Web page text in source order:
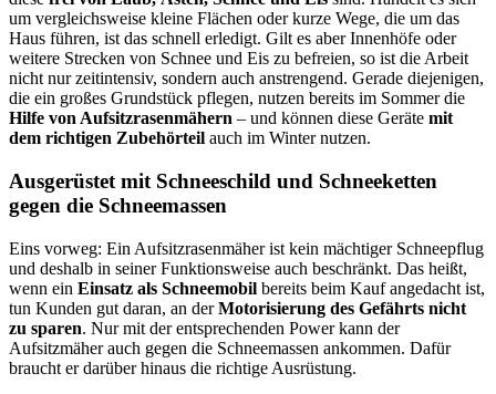
um vergleichsweise kleine Flächen oder kurze Wege, die um das
Haus führen, ist das schnell erledigt. Gilt es aber Innenhöfe oder
weitere Strecken von Schnee und Eis zu befreien, so ist die Arbeit
nicht nur zeitintensiv, sondern auch anstrengend. Gerade diejenigen,
die ein großes Grundstück pflegen, nutzen bereits im Sommer die
Hilfe von Aufsitzrasenmähern – und können diese Geräte mit
dem richtigen Zubehörteil auch im Winter nutzen.
Ausgerüstet mit Schneeschild und Schneeketten
gegen die Schneemassen
Eins vorweg: Ein Aufsitzrasenmäher ist kein mächtiger Schneepflug
und deshalb in seiner Funktionsweise auch beschränkt. Das heißt,
wenn ein Einsatz als Schneemobil bereits beim Kauf angedacht ist,
tun Kunden gut daran, an derMotorisierung des Gefährts nicht
zu sparen. Nur mit der entsprechenden Power kann der
Aufsitzmäher auch gegen die Schneemassen ankommen. Dafür
braucht er darüber hinaus die richtige Ausrüstung.